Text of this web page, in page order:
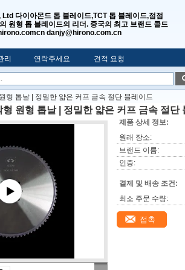
다이아몬드 톱 블레이드,TCT 톱 블레이드,점점
원형 톱 블레이드의 리더. 중국의 최고 브랜드 콜드
danjy@hirono.com.cn
리 연락주세요 견적 요청
형 톱날 | 정밀한 얇은 커프 금속 절단 블레이드
원형 톱날 | 정밀한 얇은 커프 금속 절단
제품 상세 정보:
원래 장소:
브랜드 이름:
인증:
결제 및 배송 조건:
최소 주문 수량:
접촉